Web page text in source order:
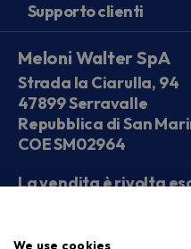
Supporto clienti
Meloni Walter SpA
Strada la Ciarulla, 94
47899 Serravalle
Repubblica di San
COE SM02964
La vendita è rivolta
We use cookies